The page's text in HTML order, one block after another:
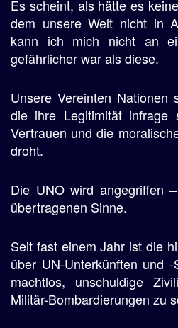
Es scheint, als hätte es
dem unsere Welt nicht in
kann ich mich nicht an
gefährlicher war als diese.
Unsere Vereinten Nationen
die ihre Legitimität infrage
Vertrauen und die
droht.
Die UNO wird angegriffen
übertragenen Sinne.
Seit fast einem Jahr ist die
über UN-Unterkünften und
machtlos, unschuldige
Militär-Bombardierungen zu